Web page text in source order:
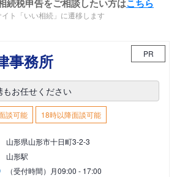
続税申告をご相談したい方はこちら
ト「いい相続」に遷移します
事務所 PR
お任せください
談可能 18時以降面談可能
山形県山形市十日町3-2-3
山形駅
（受付時間） 月09:00 - 17:00